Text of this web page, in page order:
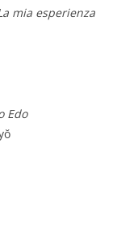
mia esperienza
Edo